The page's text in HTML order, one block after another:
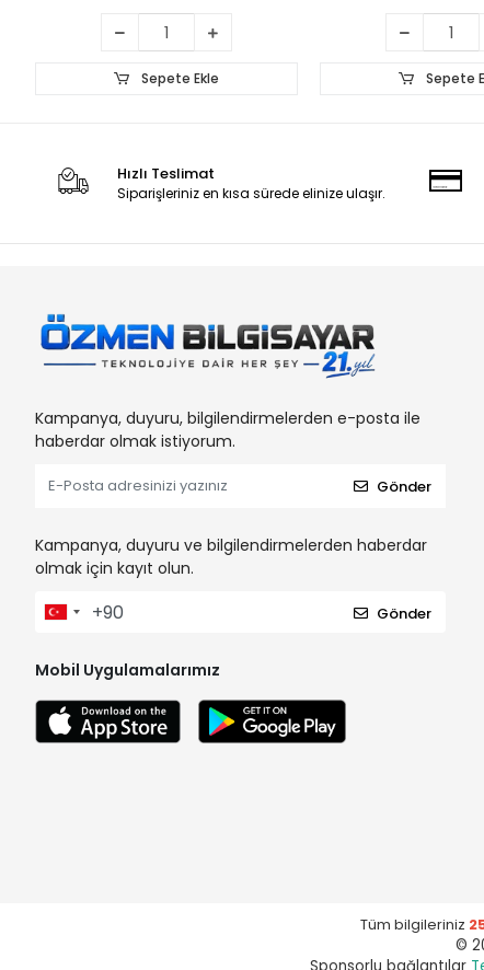
Sepete Ekle Sepete
Hızlı Teslimat
Siparişleriniz en kısa sürede elinize ulaşır.
Kampanya, duyuru, bilgilendirmelerden e-posta ile
haberdar olmak istiyorum.
Gönder
Kampanya, duyuru ve bilgilendirmelerden haberdar
olmak için kayıt olun.
Gönder
Mobil Uygulamalarımız
Tüm bilgileriniz
©